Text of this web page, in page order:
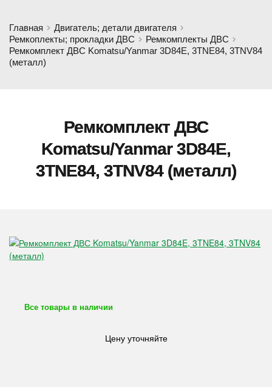
Главная
Двигатель; детали двигателя
Ремкоплекты; прокладки ДВС
Ремкомплекты ДВС
Ремкомплект ДВС Komatsu/Yanmar 3D84E, 3TNE84, 3TNV84
(металл)
Ремкомплект ДВС
Komatsu/Yanmar 3D84E,
3TNE84, 3TNV84 (металл)
Все товары в наличии
Цену уточняйте